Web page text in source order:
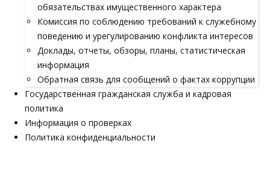
обязательствах имущественного характера
Комиссия по соблюдению требований к служебному
поведению и урегулированию конфликта интересов
Доклады, отчеты, обзоры, планы, статистическая
информация
Обратная связь для сообщений о фактах коррупции
Государственная гражданская служба и кадровая
политика
Информация о проверках
Политика конфиденциальности